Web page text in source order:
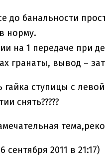
банальности
норму.
на 1 передаче при
гранаты, вывод –
ступицы с
снять?????
2011 в 21:17)